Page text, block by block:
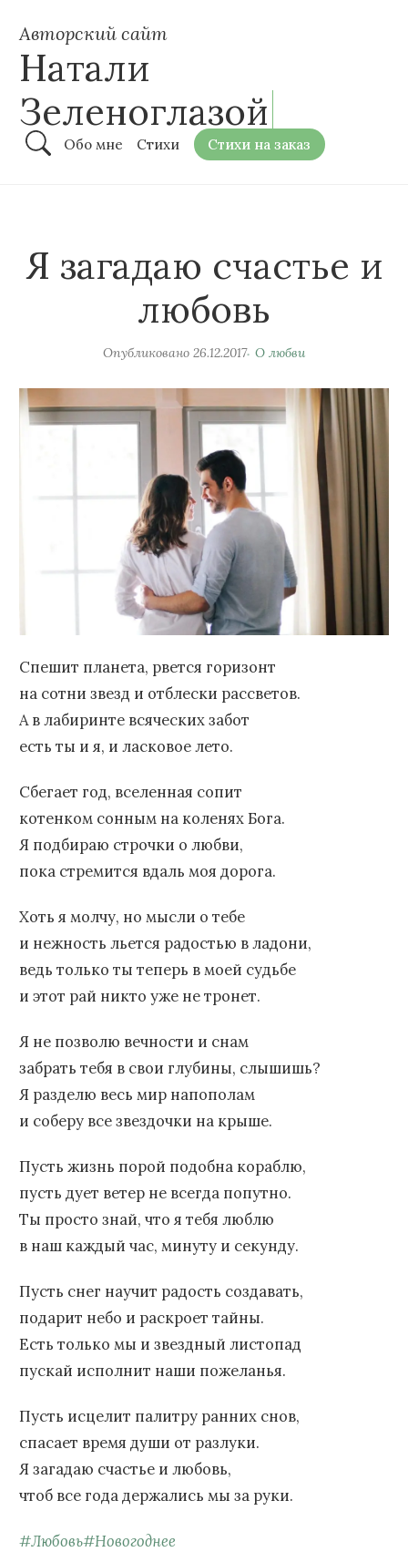
Авторский сайт
Натали
Зеленоглазой
Обо мне Стихи Стихи на заказ
Я загадаю счастье и
любовь
Опубликовано 26.12.2017 О любви
Спешит планета, рвется горизонт
на сотни звезд и отблески рассветов.
А в лабиринте всяческих забот
есть ты и я, и ласковое лето.
Сбегает год, вселенная сопит
котенком сонным на коленях Бога.
Я подбираю строчки о любви,
пока стремится вдаль моя дорога.
Хоть я молчу, но мысли о тебе
и нежность льется радостью в ладони,
ведь только ты теперь в моей судьбе
и этот рай никто уже не тронет.
Я не позволю вечности и снам
забрать тебя в свои глубины, слышишь?
Я разделю весь мир напополам
и соберу все звездочки на крыше.
Пусть жизнь порой подобна кораблю,
пусть дует ветер не всегда попутно.
Ты просто знай, что я тебя люблю
в наш каждый час, минуту и секунду.
Пусть снег научит радость создавать,
подарит небо и раскроет тайны.
Есть только мы и звездный листопад
пускай исполнит наши пожеланья.
Пусть исцелит палитру ранних снов,
спасает время души от разлуки.
Я загадаю счастье и любовь,
чтоб все года держались мы за руки.
#Любовь#Новогоднее